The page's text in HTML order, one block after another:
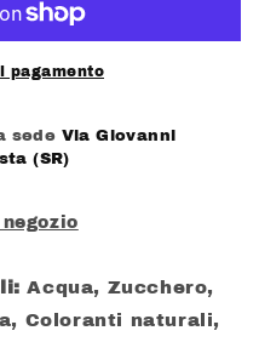
pagamento
sede Via Giovanni
(SR)
Acqua, Zucchero,
Coloranti naturali,